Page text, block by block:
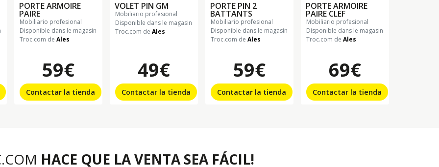
PORTE ARMOIRE
PAIRE
mobiliario profesional
Disponible dans le magasin
Troc.com de Ales
59€
Contactar la tienda
VOLET PIN GM
mobiliario profesional
Disponible dans le magasin
Troc.com de Ales
49€
Contactar la tienda
PORTE PIN 2
BATTANTS
mobiliario profesional
Disponible dans le magasin
Troc.com de Ales
59€
Contactar la tienda
PORTE ARMOIRE
PAIRE CLEF
mobiliario profesional
Disponible dans le magasin
Troc.com de Ales
69€
Contactar la tienda
HACE QUE LA VENTA SEA FÁCIL!